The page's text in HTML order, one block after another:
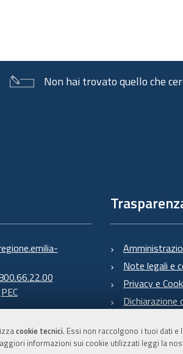
cookie tecnici. Essi non raccolgono i tuoi dati
informazioni sui cookie utilizzati leggi la
Non hai trovato quello che
PEC
Note legali e
Privacy e
Dichiarazione